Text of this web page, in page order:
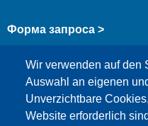
Wir verwenden auf den
Auswahl an eigenen
Unverzichtbare
Website erforderlich
Форма запроса >